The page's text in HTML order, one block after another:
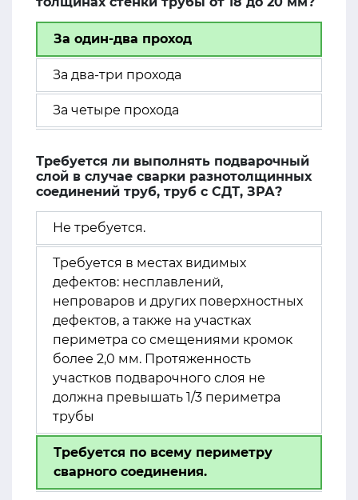
За один-два проход
За два-три прохода
За четыре прохода
Требуется ли выполнять подварочный
слой в случае сварки разнотолщинных
соединений труб, труб с СДТ, ЗРА?
Не требуется.
Требуется в местах видимых
дефектов: несплавлений,
непроваров и других поверхностных
дефектов, а также на участках
периметра со смещениями кромок
более 2,0 мм. Протяженность
участков подварочного слоя не
должна превышать 1/3 периметра
трубы
Требуется по всему периметру
сварного соединения.